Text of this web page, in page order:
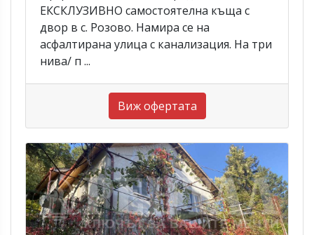
ЕКСКЛУЗИВНО самостоятелна къща с
двор в с. Розово. Намира се на
асфалтирана улица с канализация. На три
нива/ п ...
Виж офертата